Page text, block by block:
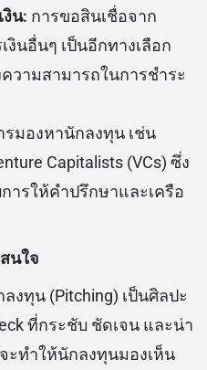
น: การขอสินเชื่อจาก
นอื่นๆ เป็นอีกทางเลือก
วามสามารถในการชำระ
รมองหานักลงทุน เช่น
Capitalists (VCs) ซึ่ง
ารให้คำปรึกษาและเครือ
นใจ
งทุน (Pitching) เป็นศิลปะ
ที่กระชับ ชัดเจน และน่า
ทำให้นักลงทุนมองเห็น